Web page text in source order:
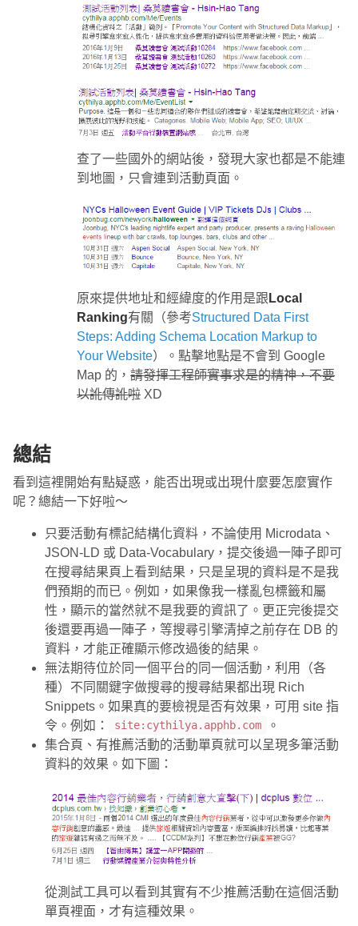
查了一些國外的網站後，發現大家也都是不能連
到地圖，只會連到活動頁面。
原來提供地址和經緯度的作用是跟 Local
Ranking有關（參考Structured Data First
Steps: Adding Schema Location Markup to
Your Website）。點擊地點是不會到 Google
Map 的， 請發揮工程師實事求是的精神，不要
以訛傳訛啦 XD
總結
看到這裡開始有點疑惑，能否出現或出現什麼要怎麼實作
呢？總結一下好啦～
只要活動有標記結構化資料，不論使用 Microdata、
JSON-LD 或 Data-Vocabulary，提交後過一陣子即可
在搜尋結果頁上看到結果，只是呈現的資料是不是我
們預期的而已。例如，如果像我一樣亂包標籤和屬
性，顯示的當然就不是我要的資訊了。更正完後提交
後還要再過一陣子，等搜尋引擎清掉之前存在 DB 的
資料，才能正確顯示修改過後的結果。
無法期待位於同一個平台的同一個活動，利用（各
種）不同關鍵字做搜尋的搜尋結果都出現 Rich
Snippets。如果真的要檢視是否有效果，可用 site 指
令。例如：
site:cythilya.apphb.com
。
集合頁、有推薦活動的活動單頁就可以呈現多筆活動
資料的效果。如下圖：
從測試工具可以看到其實有不少推薦活動在這個活動
單頁裡面，才有這種效果。